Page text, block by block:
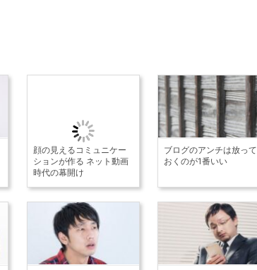
顔の見えるコミュニケー
ションが作る ネット動画
時代の幕開け
ブログのアンチは放って
おくのが1番いい